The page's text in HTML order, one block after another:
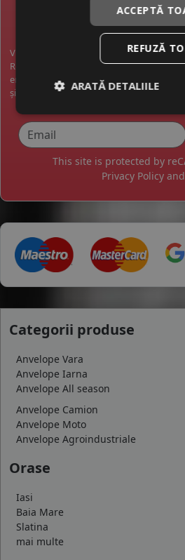
Vreți să fiți la curent cu toate
România? Vreți să primiți pe email
email și veți primi pe email o dată pe
și noutăți.
This site is protected by
Privacy Policy and
Categorii produse
Anvelope Vara
Anvelope Iarna
Anvelope All season
Anvelope Camion
Anvelope Moto
Anvelope Agroindustriale
Orase
Iasi
Baia Mare
Slatina
mai multe
ACCEPTĂ
REFUZĂ
ARATĂ DETALIILE